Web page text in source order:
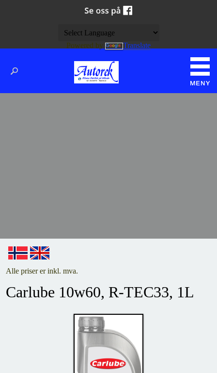
Alle priser er inkl. mva.
Carlube 10w60, R-TEC33, 1L
Powered by Translate